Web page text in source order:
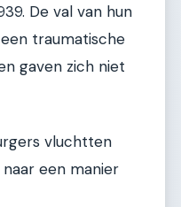
De val van hun
traumatische
gaven zich niet
vluchtten
een manier